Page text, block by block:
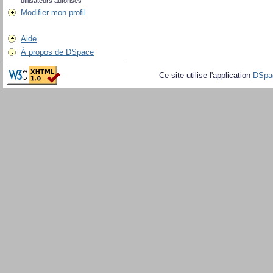
Modifier mon profil
Aide
À propos de DSpace
Ce site utilise l'application